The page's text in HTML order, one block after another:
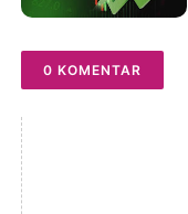
0 KOMENTAR